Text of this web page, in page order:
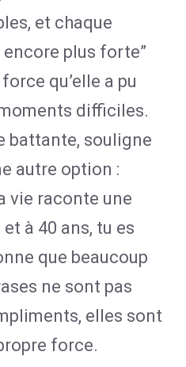
et chaque
encore plus forte”
qu’elle a pu
difficiles.
battante, souligne
autre option :
vie raconte une
et à 40 ans, tu es
que beaucoup
ne sont pas
elles sont
force.